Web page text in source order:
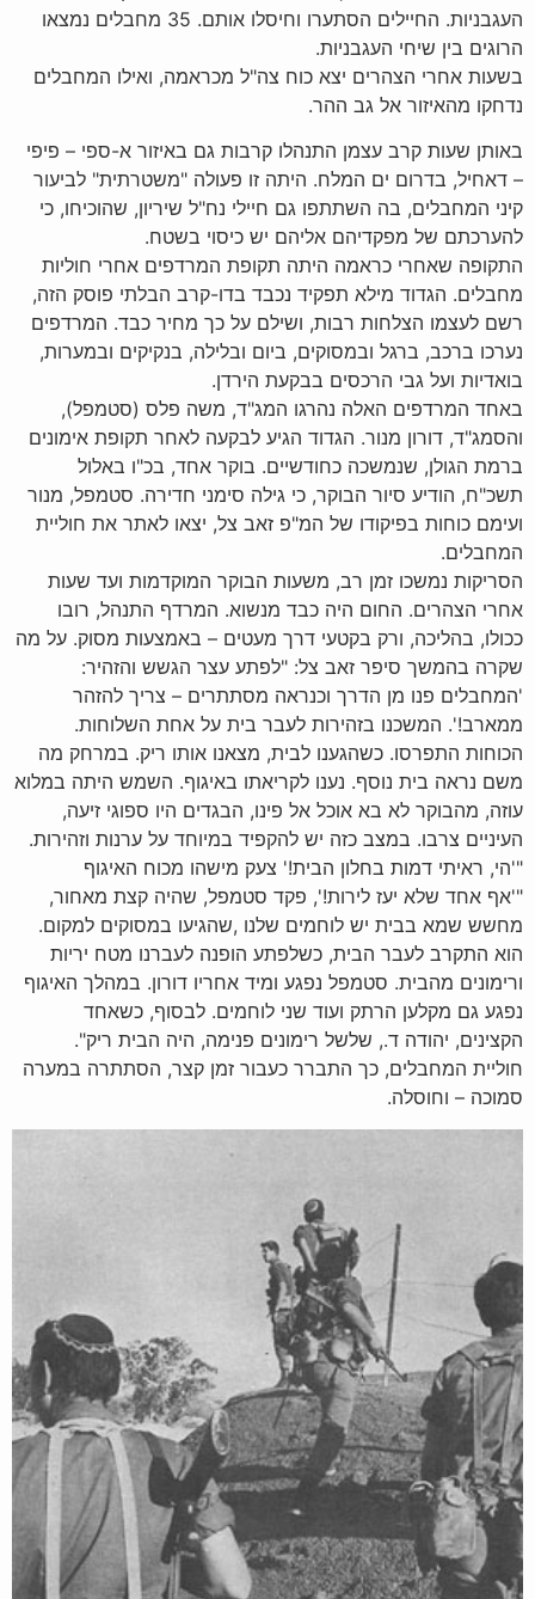
העגבניות. החיילים הסתערו וחיסלו אותם. 35 מחבלים נמצאו
הרוגים בין שיחי העגבניות.
בשעות אחרי הצהרים יצא כוח צה"ל מכראמה, ואילו המחבלים
נדחקו מהאיזור אל גב ההר.
באותן שעות קרב עצמן התנהלו קרבות גם באיזור א-ספי – פיפי
– דאחיל, בדרום ים המלח. היתה זו פעולה "משטרתית" לביעור
קיני המחבלים, בה השתתפו גם חיילי נח"ל שיריון, שהוכיחו, כי
להערכתם של מפקדיהם אליהם יש כיסוי בשטח.
התקופה שאחרי כראמה היתה תקופת המרדפים אחרי חוליות
מחבלים. הגדוד מילא תפקיד נכבד בדו-קרב הבלתי פוסק הזה,
רשם לעצמו הצלחות רבות, ושילם על כך מחיר כבד. המרדפים
נערכו ברכב, ברגל ובמסוקים, ביום ובלילה, בנקיקים ובמערות,
בואדיות ועל גבי הרכסים בבקעת הירדן.
באחד המרדפים האלה נהרגו המג"ד, משה פלס (סטמפל),
והסמג"ד, דורון מנור. הגדוד הגיע לבקעה לאחר תקופת אימונים
ברמת הגולן, שנמשכה כחודשיים. בוקר אחד, בכ"ו באלול
תשכ"ח, הודיע סיור הבוקר, כי גילה סימני חדירה. סטמפל, מנור
ועימם כוחות בפיקודו של המ"פ זאב צל, יצאו לאתר את חוליית
המחבלים.
הסריקות נמשכו זמן רב, משעות הבוקר המוקדמות ועד שעות
אחרי הצהרים. החום היה כבד מנשוא. המרדף התנהל, רובו
ככולו, בהליכה, ורק בקטעי דרך מעטים – באמצעות מסוק. על מה
שקרה בהמשך סיפר זאב צל: "לפתע עצר הגשש והזהיר:
'המחבלים פנו מן הדרך וכנראה מסתתרים – צריך להזהר
ממארב!'. המשכנו בזהירות לעבר בית על אחת השלוחות.
הכוחות התפרסו. כשהגענו לבית, מצאנו אותו ריק. במרחק מה
משם נראה בית נוסף. נענו לקריאתו באיגוף. השמש היתה במלוא
עוזה, מהבוקר לא בא אוכל אל פינו, הבגדים היו ספוגי זיעה,
העיניים צרבו. במצב כזה יש להקפיד במיוחד על ערנות וזהירות.
"'הי, ראיתי דמות בחלון הבית!' צעק מישהו מכוח האיגוף
"'אף אחד שלא יעז לירות!', פקד סטמפל, שהיה קצת מאחור,
מחשש שמא בבית יש לוחמים שלנו ,שהגיעו במסוקים למקום.
הוא התקרב לעבר הבית, כשלפתע הופנה לעברנו מטח יריות
ורימונים מהבית. סטמפל נפגע ומיד אחריו דורון. במהלך האיגוף
נפגע גם מקלען הרתק ועוד שני לוחמים. לבסוף, כשאחד
הקצינים, יהודה ד., שלשל רימונים פנימה, היה הבית ריק".
חוליית המחבלים, כך התברר כעבור זמן קצר, הסתתרה במערה
סמוכה – וחוסלה.